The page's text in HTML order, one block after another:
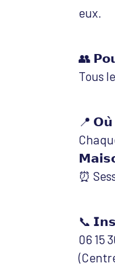
eux.
👥
Tous
📍 𝗢𝘂̀
⏰
📞
06 15